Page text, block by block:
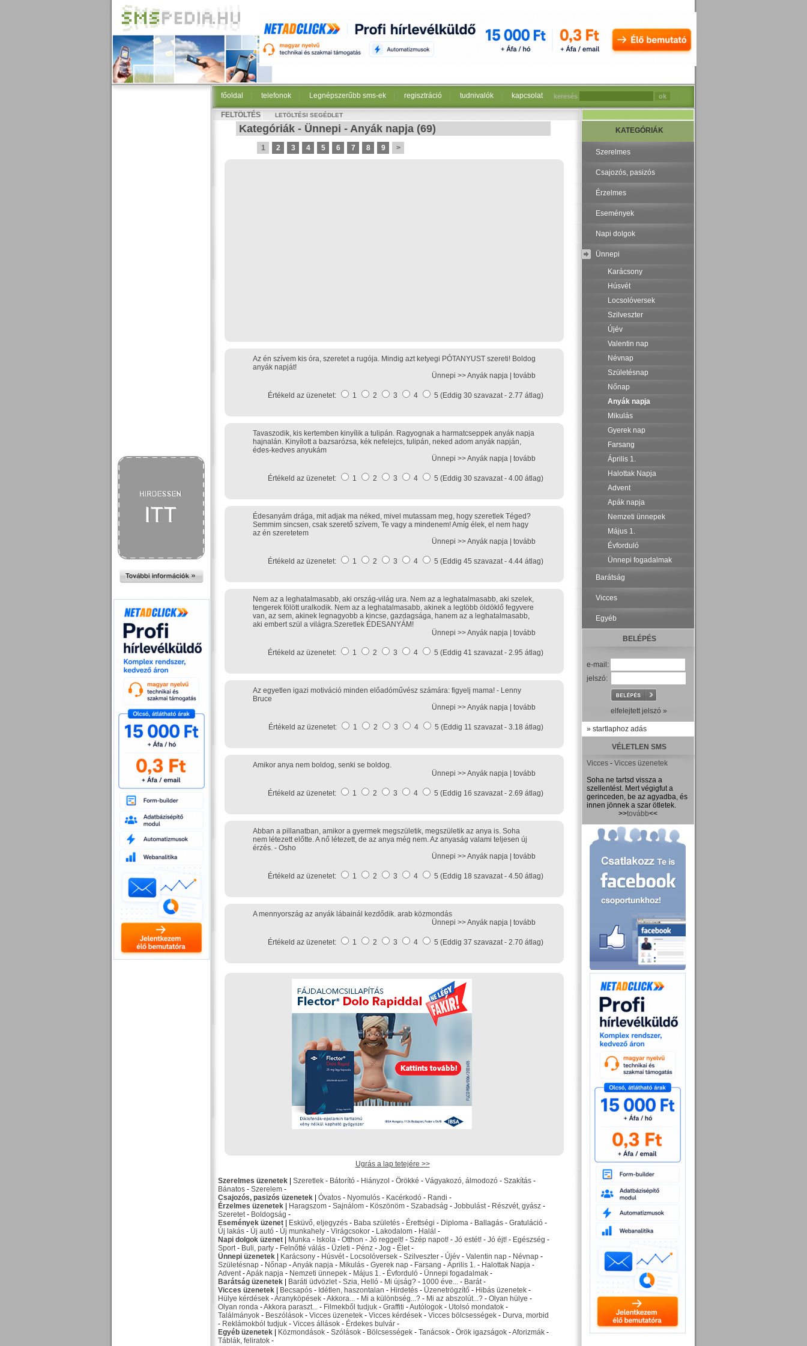
főoldal telefonok Legnépszerűbb sms-ek regisztráció tudnivalók kapcsolat keresés
FELTÖLTÉS LETÖLTÉSI SEGÉDLET
Kategóriák - Ünnepi - Anyák napja (69)
1 2 3 4 5 6 7 8 9 >
Az én szívem kis óra, szeretet a rugója. Mindig azt ketyegi PÓTANYUST szereti! Boldog
anyák napját!
Ünnepi >>Anyák napja tovább
Értékeld az üzenetet: 1 2 3 4 5 (Eddig 30 szavazat - 2.77 átlag)
Tavaszodik, kis kertemben kinyílik a tulipán. Ragyognak a harmatcseppek anyák napja
hajnalán. Kinyílott a bazsarózsa, kék nefelejcs, tulipán, neked adom anyák napján,
édes-kedves anyukám
Ünnepi >>Anyák napja tovább
Értékeld az üzenetet: 1 2 3 4 5 (Eddig 30 szavazat - 4.00 átlag)
Édesanyám drága, mit adjak ma néked, mivel mutassam meg, hogy szeretlek Téged?
Semmim sincsen, csak szerető szívem, Te vagy a mindenem! Amíg élek, el nem hagy
az én szeretetem
Ünnepi >>Anyák napja tovább
Értékeld az üzenetet: 1 2 3 4 5 (Eddig 45 szavazat - 4.44 átlag)
Nem az a leghatalmasabb, aki ország-világ ura. Nem az a leghatalmasabb, aki szelek,
tengerek fölött uralkodik. Nem az a leghatalmasabb, akinek a legtöbb öldöklő fegyvere
van, az sem, akinek legnagyobb a kincse, gazdagsága, hanem az a leghatalmasabb,
aki embert szül a világra.Szeretlek ÉDESANYÁM!
Ünnepi >>Anyák napja tovább
Értékeld az üzenetet: 1 2 3 4 5 (Eddig 41 szavazat - 2.95 átlag)
Az egyetlen igazi motiváció minden előadóművész számára: figyelj mama! - Lenny
Bruce
Ünnepi >>Anyák napja tovább
Értékeld az üzenetet: 1 2 3 4 5 (Eddig 11 szavazat - 3.18 átlag)
Amikor anya nem boldog, senki se boldog.
Ünnepi >>Anyák napja tovább
Értékeld az üzenetet: 1 2 3 4 5 (Eddig 16 szavazat - 2.69 átlag)
Abban a pillanatban, amikor a gyermek megszületik, megszületik az anya is. Soha
nem létezett előtte. A nő létezett, de az anya még nem. Az anyaság valami teljesen új
érzés. - Osho
Ünnepi >>Anyák napja tovább
Értékeld az üzenetet: 1 2 3 4 5 (Eddig 18 szavazat - 4.50 átlag)
A mennyország az anyák lábainál kezdődik. arab közmondás
Ünnepi >>Anyák napja tovább
Értékeld az üzenetet: 1 2 3 4 5 (Eddig 37 szavazat - 2.70 átlag)
Ugrás a lap tetejére >>
Szerelmes üzenetek
Szeretlek - Bátorító - Hiányzol - Örökké - Vágyakozó, álmodozó - Szakítás -
Bánatos - Szerelem -
Csajozós, pasizós üzenetek
Óvatos - Nyomulós - Kacérkodó - Randi -
Érzelmes üzenetek
Haragszom - Sajnálom - Köszönöm - Szabadság - Jobbulást- Részvét, gyász -
Szeretet- Boldogság -
Események üzenet
Esküvő, eljegyzés - Baba születés - Érettségi - Diploma - Ballagás - Gratuláció -
Új lakás - Új autó - Új munkahely - Virágcsokor - Lakodalom - Halál -
Napi dolgok üzenet
Munka - Iskola - Otthon - Jó reggelt! - Szép napot! - Jó estét! - Jó éjt! - Egészség -
Sport- Buli, party - Felnőtté válás - Üzleti - Pénz - Jog - Élet-
Ünnepi üzenetek
Karácsony - Húsvét- Locsolóversek - Szilveszter - Újév - Valentin nap - Névnap -
Születésnap - Nőnap -Anyák napja - Mikulás - Gyerek nap - Farsang - Április 1. - Halottak Napja -
Advent-Apák napja - Nemzeti ünnepek - Május 1. - Évforduló - Ünnepi fogadalmak -
Barátság üzenetek
Baráti üdvözlet- Szia, Helló - Mi újság? - 1000 éve... - Barát-
Vicces üzenetek
Becsapós - Idétlen, haszontalan - Hirdetés - Üzenetrögzítő - Hibás üzenetek -
Hülye kérdések -Aranyköpések -Akkora... - Mi a különbség...? - Mi az abszolút...? - Olyan hülye -
Olyan ronda -Akkora paraszt... - Filmekből tudjuk - Graffiti -Autólogok - Utolsó mondatok -
Találmányok - Beszólások - Vicces üzenetek - Vicces kérdések - Vicces bölcsességek - Durva, morbid
- Reklámokból tudjuk - Vicces állások - Érdekes bulvár -
Egyéb üzenetek
Közmondások - Szólások - Bölcsességek - Tanácsok - Örök igazságok -Aforizmák -
Táblák, feliratok -
KATEGÓRIÁK
Szerelmes
Csajozós, pasizós
Érzelmes
Események
Napi dolgok
Ünnepi
Karácsony
Húsvét
Locsolóversek
Szilveszter
Újév
Valentin nap
Névnap
Születésnap
Nőnap
Anyák napja
Mikulás
Gyerek nap
Farsang
Április 1.
Halottak Napja
Advent
Apák napja
Nemzeti ünnepek
Május 1.
Évforduló
Ünnepi fogadalmak
Barátság
Vicces
Egyéb
BELÉPÉS
e-mail:
jelszó:
elfelejtett jelszó »
» startlaphoz adás
VÉLETLEN SMS
Vicces - Vicces üzenetek
Soha ne tartsd vissza a
szellentést. Mert végigfut a
gerinceden, be az agyadba, és
innen jönnek a szar ötletek.
>>tovább<<